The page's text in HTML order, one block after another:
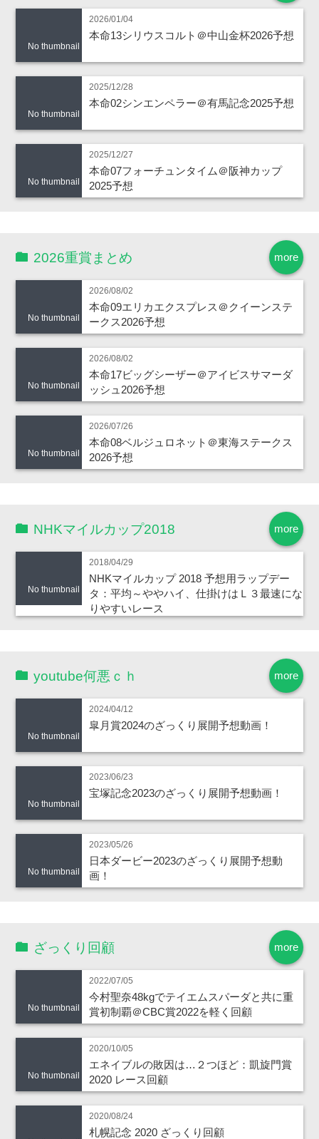
No thumbnail
2026/01/04
本命13シリウスコルト＠中山金杯2026予想
No thumbnail
2025/12/28
本命02シンエンペラー＠有馬記念2025予想
No thumbnail
2025/12/27
本命07フォーチュンタイム＠阪神カップ
2025予想
more
2026重賞まとめ
No thumbnail
2026/08/02
本命09エリカエクスプレス＠クイーンステ
ークス2026予想
No thumbnail
2026/08/02
本命17ビッグシーザー＠アイビスサマーダ
ッシュ2026予想
No thumbnail
2026/07/26
本命08ベルジュロネット＠東海ステークス
2026予想
more
NHKマイルカップ2018
No thumbnail
2018/04/29
NHKマイルカップ 2018 予想用ラップデー
タ：平均～ややハイ、仕掛けはＬ３最速にな
りやすいレース
more
youtube何悪ｃｈ
No thumbnail
2024/04/12
皐月賞2024のざっくり展開予想動画！
No thumbnail
2023/06/23
宝塚記念2023のざっくり展開予想動画！
No thumbnail
2023/05/26
日本ダービー2023のざっくり展開予想動
画！
more
ざっくり回顧
No thumbnail
2022/07/05
今村聖奈48kgでテイエムスパーダと共に重
賞初制覇＠CBC賞2022を軽く回顧
No thumbnail
2020/10/05
エネイブルの敗因は…２つほど：凱旋門賞
2020 レース回顧
2020/08/24
札幌記念 2020 ざっくり回顧